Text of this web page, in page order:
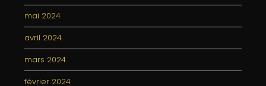
mai 2024
avril 2024
mars 2024
février 2024